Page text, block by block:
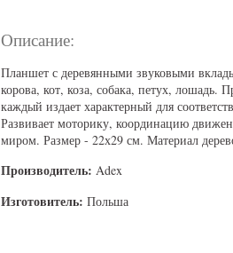
Описание:
Планшет с деревянными звуковыми
корова, кот, коза, собака, петух,
каждый издает характерный для
Развивает моторику, координацию
миром. Размер - 22х29 см. Материал
Производитель: Adex
Изготовитель: Польша